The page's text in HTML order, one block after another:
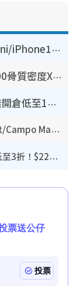
豐澤優惠勁減低至44折！Mac mini/iPhone17Pro大減價！廚房家電$220起
港大推賽馬會強化骨骼計劃！$100骨質密度X光檢查 完成免費運動訓練送超市禮券！附參加資格
開倉優惠 | 尖沙咀海港城名牌波鞋開倉低至1折！On鞋$899起／Joy&Peace鞋履$98起
開倉優惠｜銅鑼灣時代廣場Doughnut/Campo Marzio開倉低至1折！背囊、書包、手袋劈價$200起
廚具開倉｜特福Tefal廚具/家電開倉低至3折！$220起買平底鍋/炒鑊/湯煲！電飯煲/吸塵機/燙斗$418起